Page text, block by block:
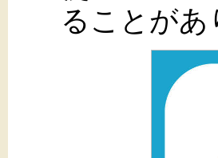
ることがあ